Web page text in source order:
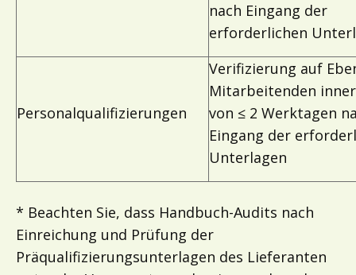
nach Eingang der
erforderlichen
Personalqualifizierungen
Verifizierung auf
Mitarbeitenden
von ≤ 2 Werktagen
Eingang der
Unterlagen
* Beachten Sie, dass Handbuch-Audits nach
Einreichung und Prüfung der
Präqualifizierungsunterlagen des Lieferanten